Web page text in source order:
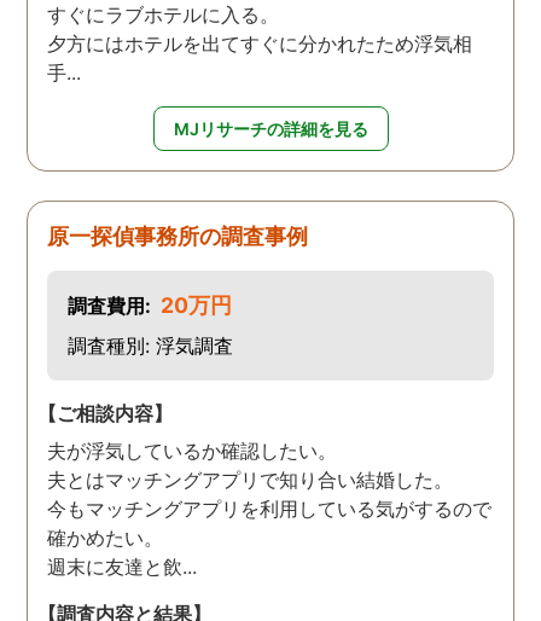
すぐにラブホテルに入る。
夕方にはホテルを出てすぐに分かれたため浮気相
手...
MJリサーチの詳細を見る
原一探偵事務所の調査事例
調査費用: 20万円
調査種別: 浮気調査
【ご相談内容】
夫が浮気しているか確認したい。
夫とはマッチングアプリで知り合い結婚した。
今もマッチングアプリを利用している気がするので
確かめたい。
週末に友達と飲...
【調査内容と結果】